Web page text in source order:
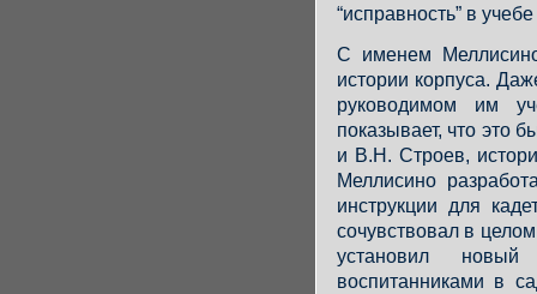
“исправность” в
С именем
истории корпуса.
руководимом им
показывает, что это
и В.Н. Строев,
Меллисино
инструкции для
сочувствовал в
установил
воспитанниками в